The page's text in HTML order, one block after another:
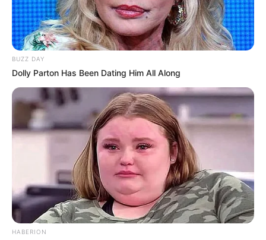
BUZZ DAY
Dolly Parton Has Been Dating Him All Along
HABERION